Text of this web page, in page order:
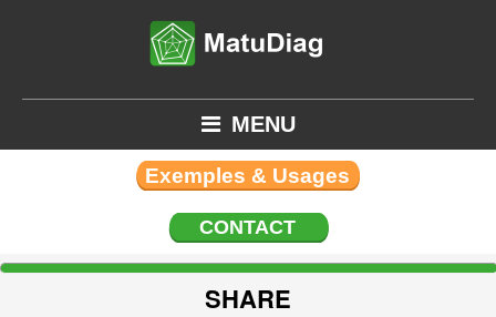
MENU
Exemples & Usages
CONTACT
SHARE